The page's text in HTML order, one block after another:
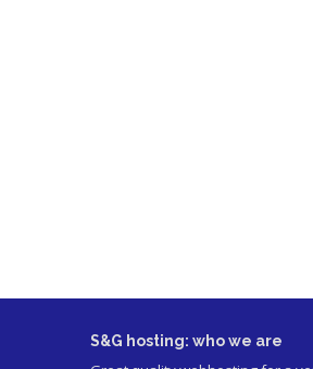
S&G hosting: who we are